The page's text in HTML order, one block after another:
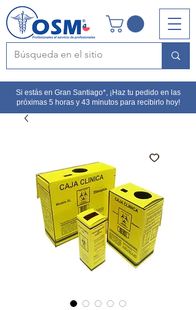
Si estás en Gran Santiago*, ¡Haz tu pedido en las
próximas 5 horas y 43 minutos para recibirlo hoy!